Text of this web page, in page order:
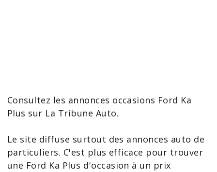
Consultez les annonces occasions Ford Ka
Plus sur La Tribune Auto.
Le site diffuse surtout des annonces auto de
particuliers. C'est plus efficace pour trouver
une Ford Ka Plus d'occasion à un prix